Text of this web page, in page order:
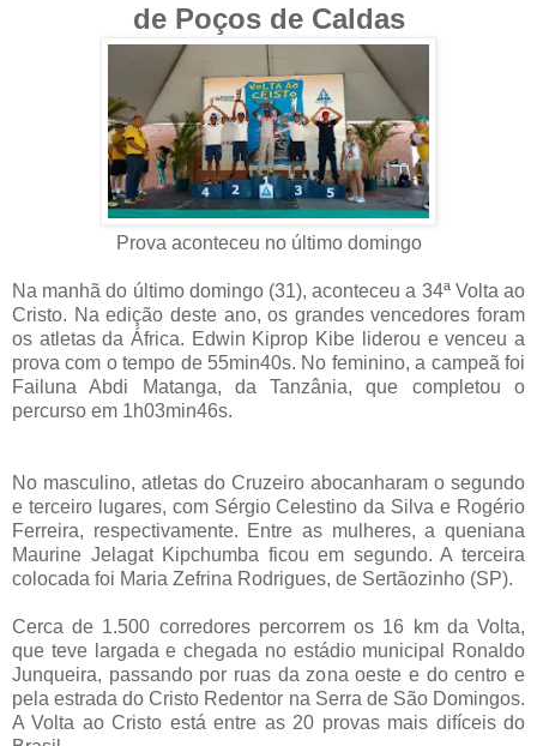
de Poços de Caldas
Prova aconteceu no último domingo
Na manhã do último domingo (31), aconteceu a 34ª Volta ao
Cristo. Na edição deste ano, os grandes vencedores foram
os atletas da África. Edwin Kiprop Kibe liderou e venceu a
prova com o tempo de 55min40s. No feminino, a campeã foi
Failuna Abdi Matanga, da Tanzânia, que completou o
percurso em 1h03min46s.
No masculino, atletas do Cruzeiro abocanharam o segundo
e terceiro lugares, com Sérgio Celestino da Silva e Rogério
Ferreira, respectivamente. Entre as mulheres, a queniana
Maurine Jelagat Kipchumba ficou em segundo. A terceira
colocada foi Maria Zefrina Rodrigues, de Sertãozinho (SP).
Cerca de 1.500 corredores percorrem os 16 km da Volta,
que teve largada e chegada no estádio municipal Ronaldo
Junqueira, passando por ruas da zona oeste e do centro e
pela estrada do Cristo Redentor na Serra de São Domingos.
A Volta ao Cristo está entre as 20 provas mais difíceis do